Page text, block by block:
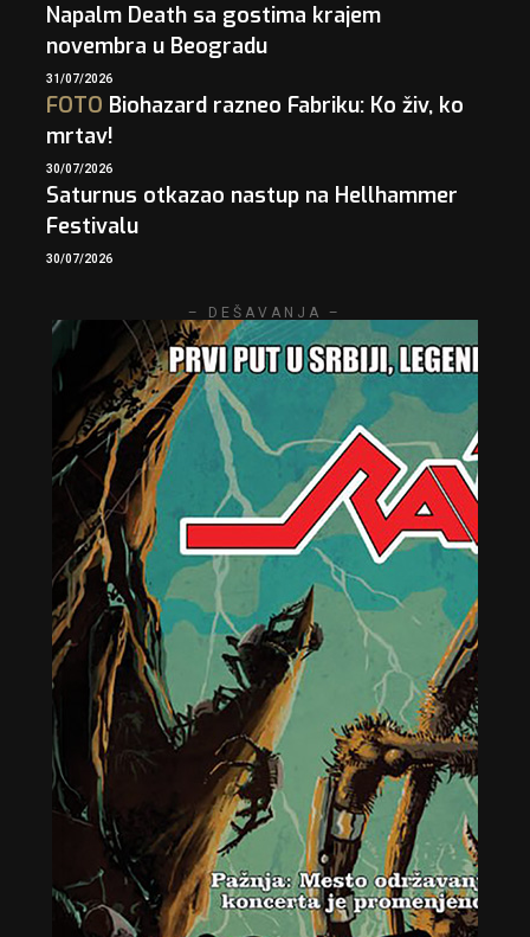
Napalm Death sa gostima krajem
novembra u Beogradu
31/07/2026
FOTO Biohazard razneo Fabriku: Ko živ, ko
mrtav!
30/07/2026
Saturnus otkazao nastup na Hellhammer
Festivalu
30/07/2026
– DEŠAVANJA –